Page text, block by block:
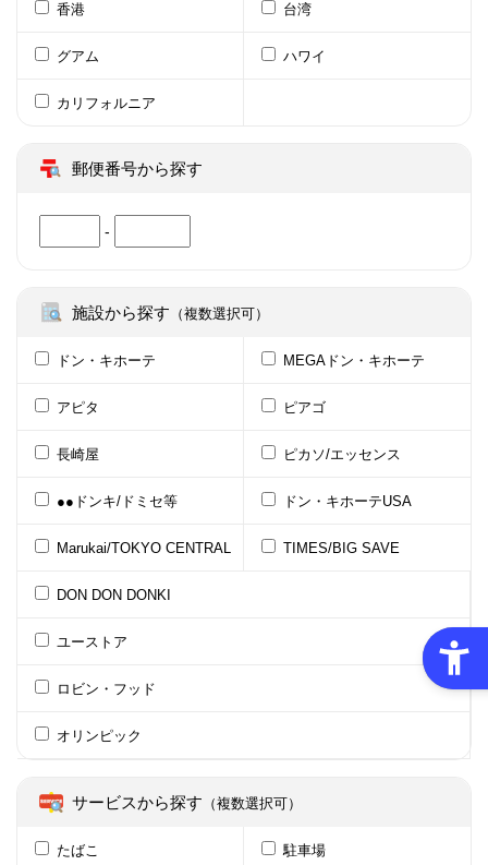
香港 台湾
グアム ハワイ
カリフォルニア
郵便番号から探す
-
施設から探す （複数選択可）
ドン・キホーテ MEGAドン・キホーテ
アピタ ピアゴ
長崎屋 ピカソ/エッセンス
●●ドンキ/ドミセ等 ドン・キホーテUSA
Marukai/TOKYO CENTRAL TIMES/BIG SAVE
DON DON DONKI
ユーストア
ロビン・フッド
オリンピック
サービスから探す （複数選択可）
たばこ 駐車場